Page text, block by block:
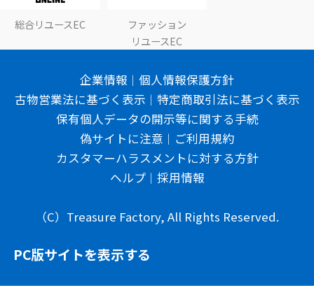
総合リユースEC
ファッション
リユースEC
企業情報
個人情報保護方針
古物営業法に基づく表示
特定商取引法に基づく表示
保有個人データの開示等に関する手続
偽サイトに注意
ご利用規約
カスタマーハラスメントに対する方針
ヘルプ
採用情報
（C）Treasure Factory, All Rights Reserved.
PC版サイトを表示する